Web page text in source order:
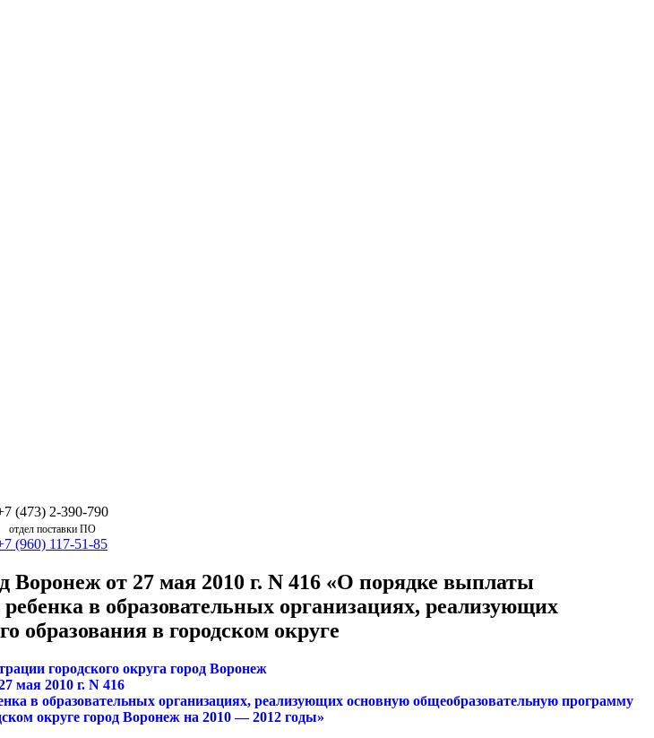
(473) 2-390-790
отдел поставки ПО
(960) 117-51-85
Воронеж от 27 мая 2010 г. N 416 «О порядке выплаты
в образовательных организациях, реализующих
образования в городском округе
городского округа город Воронеж
мая 2010 г. N 416
в образовательных организациях, реализующих основную общеобразовательную программу
округе город Воронеж на 2010 — 2012 годы»